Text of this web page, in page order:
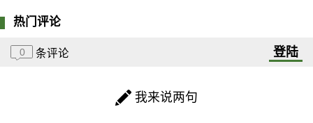
热门评论
0 条评论 登陆
我来说两句